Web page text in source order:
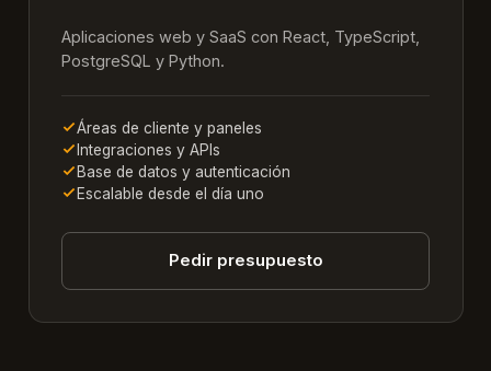
Aplicaciones web y SaaS con React, TypeScript,
PostgreSQL y Python.
Áreas de cliente y paneles
Integraciones y APIs
Base de datos y autenticación
Escalable desde el día uno
Pedir presupuesto